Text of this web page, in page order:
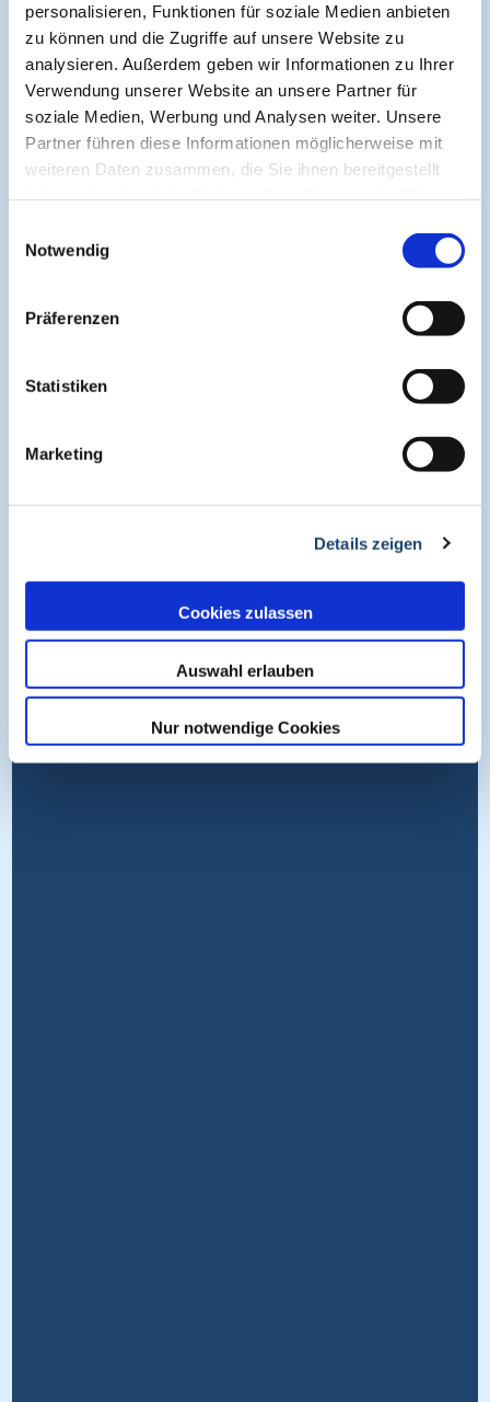
personalisieren, Funktionen für soziale Medien anbieten
zu können und die Zugriffe auf unsere Website zu
analysieren. Außerdem geben wir Informationen zu Ihrer
Verwendung unserer Website an unsere Partner für
soziale Medien, Werbung und Analysen weiter. Unsere
Partner führen diese Informationen möglicherweise mit
weiteren Daten zusammen, die Sie ihnen bereitgestellt
Notwendig
Präferenzen
Statistiken
Marketing
Details zeigen
Cookies zulassen
Auswahl erlauben
Nur notwendige Cookies
Gemeinsam gegen ADIPOSITAS
Information
CME-Partner
Help & Support
Medienpartner
Datenschutz
Wissen entdecken